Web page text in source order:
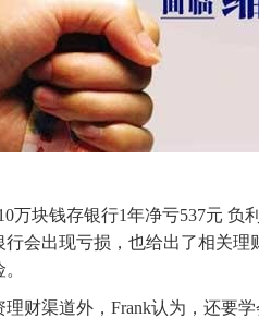
块钱存银行1年净亏537元 负
会出现亏损，也给出了相关
渠道外，Frank认为，还要学